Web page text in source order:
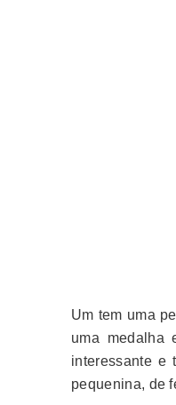
Um tem uma
uma medalha
interessante e
pequenina, de